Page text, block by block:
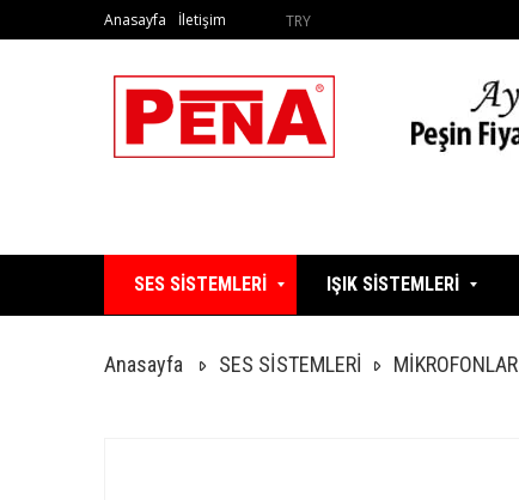
TRY
Anasayfa İletişim
SES SİSTEMLERİ IŞIK SİSTEMLERİ
Anasayfa SES SİSTEMLERİ MİKROFONLAR